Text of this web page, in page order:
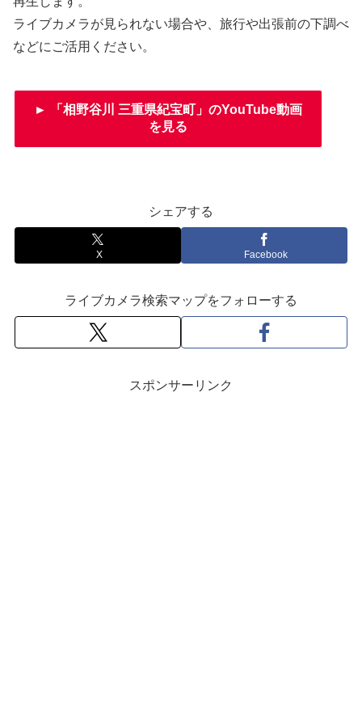
ライブカメラが見られない場合や、旅行や出張前の下調べ
などにご活用ください。
► 「相野谷川 三重県紀宝町」のYouTube動画
を見る
シェアする
X Facebook
ライブカメラ検索マップをフォローする
スポンサーリンク